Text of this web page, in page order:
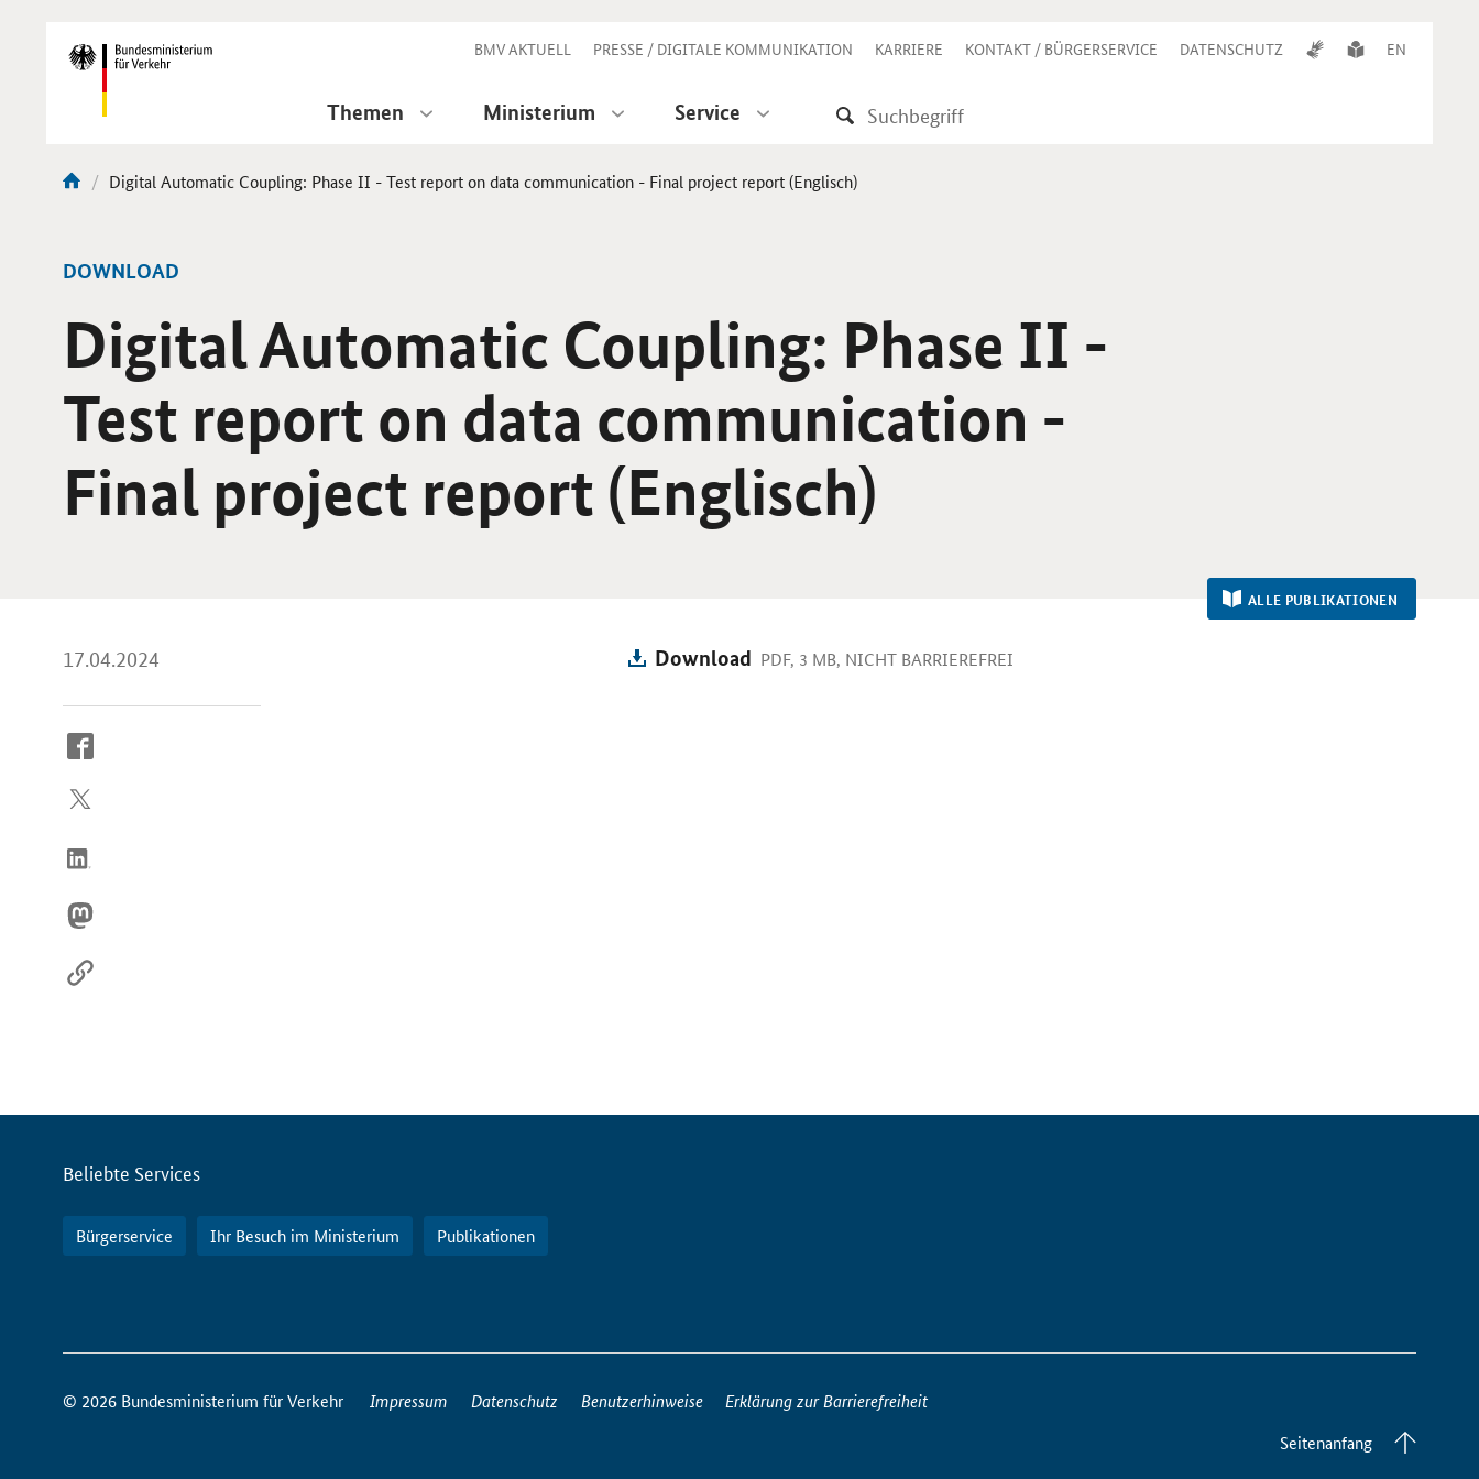
Navigation BMV AKTUELL PRESSE / DIGITALE KOMMUNIKATION KARRIERE KONTAKT / BÜRGERSERVICE DATENSCHUTZ EN
Themen Ministerium Service
Aktuelle
Digital Automatic Coupling: Phase II - Test report on data communication - Final project report (Englisch)
DOWNLOAD
Digital Automatic Coupling: Phase II -
Test report on data communication -
Final project report (Englisch)
ALLE PUBLIKATIONEN
17.04.2024
So
Sie
Internet
Download PDF, 3 MB, NICHT BARRIEREFREI
Servicemenü
Beliebte Services
Bürgerservice Ihr Besuch im Ministerium Publikationen
So
Sie
© 2026 Bundesministerium für Verkehr Impressum Datenschutz Benutzerhinweise
Erklärung zur Barrierefreiheit
Seitenanfang